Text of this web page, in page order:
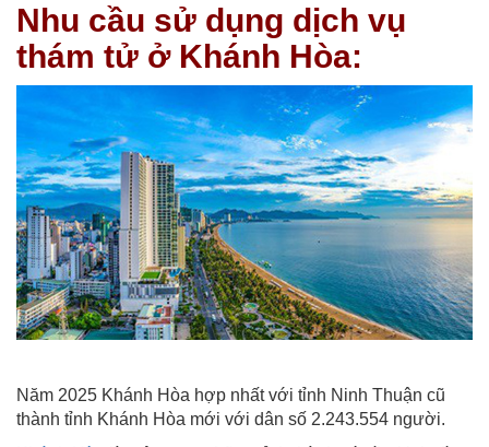
Nhu cầu sử dụng dịch vụ
thám tử ở Khánh Hòa:
Năm 2025 Khánh Hòa hợp nhất với tỉnh Ninh Thuận cũ
thành tỉnh Khánh Hòa mới với dân số 2.243.554 người.